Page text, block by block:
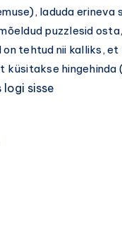
laduda erineva
puzzlesid
on tehtud nii kalliks,
küsitakse hingehinda
logi sisse